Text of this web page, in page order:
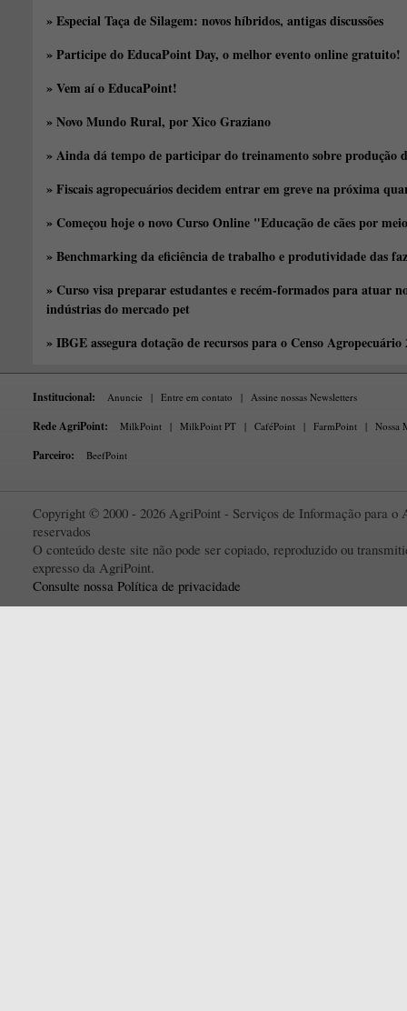
» Especial Taça de Silagem: novos híbridos, antigas discussões
» Participe do EducaPoint Day, o melhor evento online gratuito!
» Vem aí o EducaPoint!
» Novo Mundo Rural, por Xico Graziano
» Ainda dá tempo de participar do treinamento sobre produção
» Fiscais agropecuários decidem entrar em greve na próxima
» Começou hoje o novo Curso Online "Educação de cães por
» Benchmarking da eficiência de trabalho e produtividade das
» Curso visa preparar estudantes e recém-formados para atuar
indústrias do mercado pet
» IBGE assegura dotação de recursos para o Censo Agropecuário
Institucional: Anuncie | Entre em contato | Assine nossas Newsletters
Rede AgriPoint: MilkPoint | MilkPoint PT | CaféPoint | FarmPoint | Nossa
Parceiro: BeefPoint
Copyright © 2000 - 2026 AgriPoint - Serviços de Informação para o
reservados
O conteúdo deste site não pode ser copiado, reproduzido ou
expresso da AgriPoint.
Consulte nossa Política de privacidade